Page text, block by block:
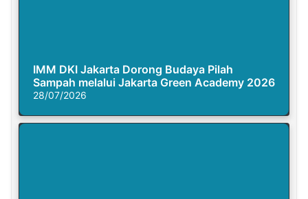
IMM DKI Jakarta Dorong Budaya Pilah
Sampah melalui Jakarta Green Academy 2026
28/07/2026